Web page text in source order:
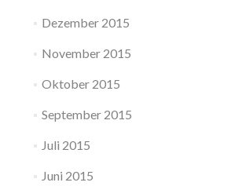
Dezember 2015
November 2015
Oktober 2015
September 2015
Juli 2015
Juni 2015